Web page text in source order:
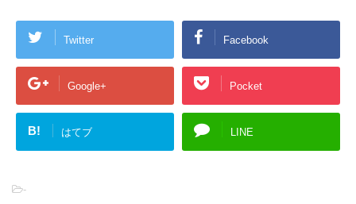
Twitter Facebook
Google+ Pocket
B! はてブ LINE
-